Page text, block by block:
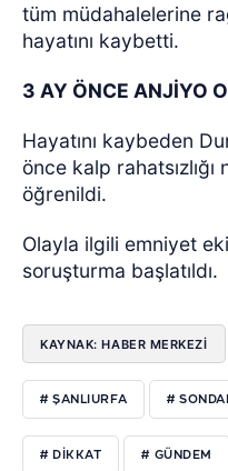
tüm müdahalelerine
hayatını kaybetti.
3 AY ÖNCE ANJİYO
Hayatını kaybeden
önce kalp
öğrenildi.
Olayla ilgili emniyet
soruşturma başlatıldı.
KAYNAK: HABER MERKEZİ
# ŞANLIURFA #
# DIKKAT # GÜNDEM